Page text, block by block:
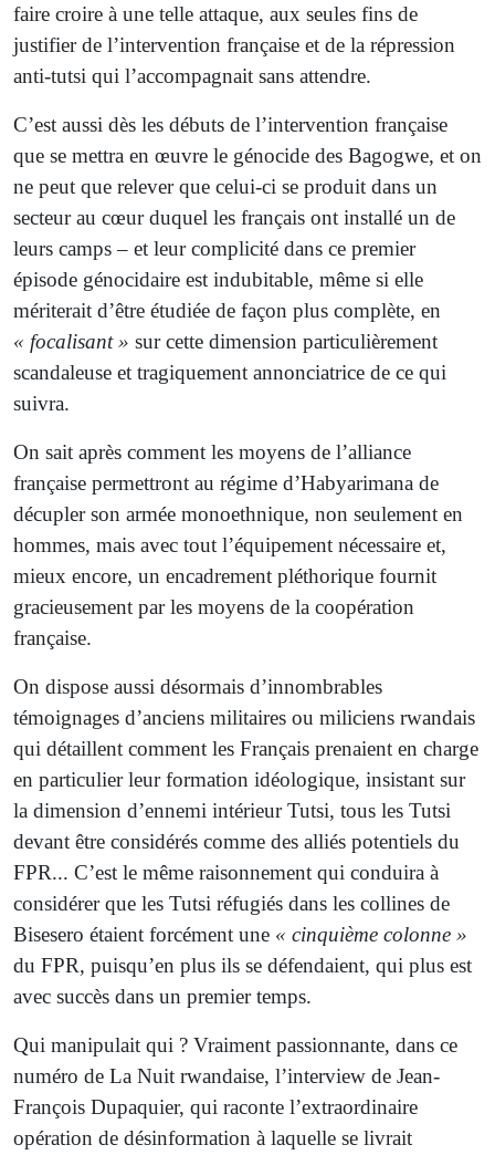
faire croire à une telle attaque, aux seules fins de
justifier de l’intervention française et de la répression
anti-tutsi qui l’accompagnait sans attendre.
C’est aussi dès les débuts de l’intervention française
que se mettra en œuvre le génocide des Bagogwe, et on
ne peut que relever que celui-ci se produit dans un
secteur au cœur duquel les français ont installé un de
leurs camps – et leur complicité dans ce premier
épisode génocidaire est indubitable, même si elle
mériterait d’être étudiée de façon plus complète, en
« focalisant » sur cette dimension particulièrement
scandaleuse et tragiquement annonciatrice de ce qui
suivra.
On sait après comment les moyens de l’alliance
française permettront au régime d’Habyarimana de
décupler son armée monoethnique, non seulement en
hommes, mais avec tout l’équipement nécessaire et,
mieux encore, un encadrement pléthorique fournit
gracieusement par les moyens de la coopération
française.
On dispose aussi désormais d’innombrables
témoignages d’anciens militaires ou miliciens rwandais
qui détaillent comment les Français prenaient en charge
en particulier leur formation idéologique, insistant sur
la dimension d’ennemi intérieur Tutsi, tous les Tutsi
devant être considérés comme des alliés potentiels du
FPR... C’est le même raisonnement qui conduira à
considérer que les Tutsi réfugiés dans les collines de
Bisesero étaient forcément une « cinquième colonne »
du FPR, puisqu’en plus ils se défendaient, qui plus est
avec succès dans un premier temps.
Qui manipulait qui ? Vraiment passionnante, dans ce
numéro de La Nuit rwandaise, l’interview de Jean-
François Dupaquier, qui raconte l’extraordinaire
opération de désinformation à laquelle se livrait